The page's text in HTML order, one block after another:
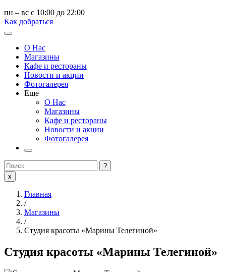
пн – вс с 10:00 до 22:00
Как добраться
О Нас
Магазины
Кафе и рестораны
Новости и акции
Фотогалерея
Еще
О Нас
Магазины
Кафе и рестораны
Новости и акции
Фотогалерея
?
x
Главная
/
Магазины
/
Студия красоты «Марины Телегиной»
Студия красоты «Марины Телегиной»